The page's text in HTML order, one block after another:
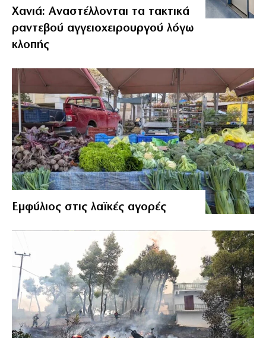
Χανιά: Αναστέλλονται τα τακτικά
ραντεβού αγγειοχειρουργού λόγω
κλοπής
Εμφύλιος στις λαϊκές αγορές